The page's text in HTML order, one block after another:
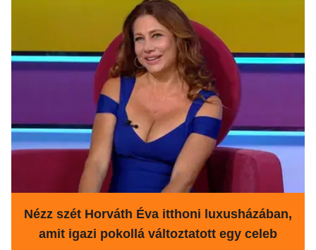
Nézz szét Horváth Éva itthoni luxusházában,
amit igazi pokollá változtatott egy celeb